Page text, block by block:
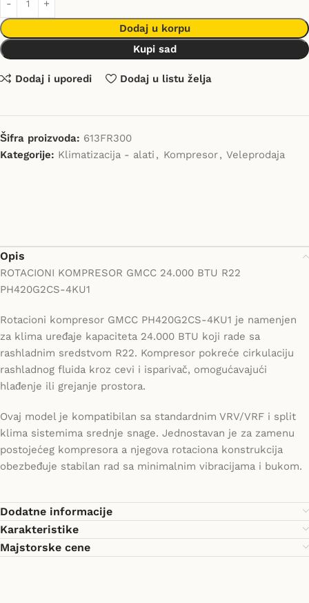
Dodaj u korpu
Kupi sad
Dodaj i uporedi Dodaj u listu želja
Šifra proizvoda: 613FR300
Kategorije: Klimatizacija - alati , Kompresor, Veleprodaja
Opis
ROTACIONI KOMPRESOR GMCC 24.000 BTU R22
PH420G2CS-4KU1
Rotacioni kompresor GMCC PH420G2CS-4KU1 je namenjen
za klima uređaje kapaciteta 24.000 BTU koji rade sa
rashladnim sredstvom R22. Kompresor pokreće cirkulaciju
rashladnog fluida kroz cevi i isparivač, omogućavajući
hlađenje ili grejanje prostora.
Ovaj model je kompatibilan sa standardnim VRV/VRF i split
klima sistemima srednje snage. Jednostavan je za zamenu
postojećeg kompresora a njegova rotaciona konstrukcija
obezbeđuje stabilan rad sa minimalnim vibracijama i bukom.
Dodatne informacije
Karakteristike
Majstorske cene